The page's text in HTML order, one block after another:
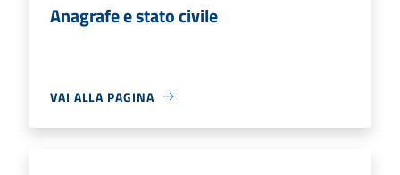
Anagrafe e stato civile
VAI ALLA PAGINA